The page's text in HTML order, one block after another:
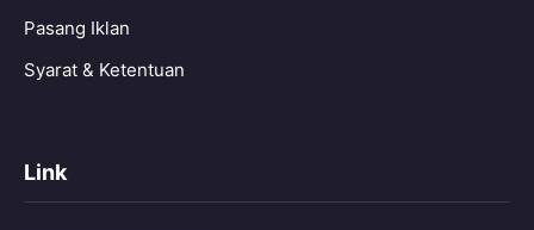
Pasang Iklan
Syarat & Ketentuan
Link